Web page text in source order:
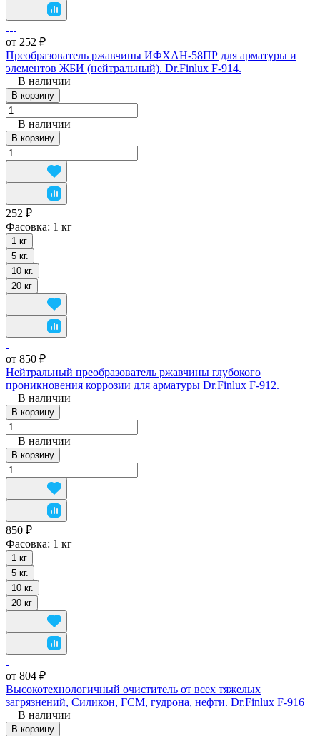
от 252 ₽
Преобразователь ржавчины ИФХАН-58ПР для арматуры и
элементов ЖБИ (нейтральный). Dr.Finlux F-914.
В наличии
В корзину
В наличии
В корзину
252 ₽
Фасовка: 1 кг
1 кг
5 кг.
10 кг.
20 кг
от 850 ₽
Нейтральный преобразователь ржавчины глубокого
проникновения коррозии для арматуры Dr.Finlux F-912.
В наличии
В корзину
В наличии
В корзину
850 ₽
Фасовка: 1 кг
1 кг
5 кг.
10 кг.
20 кг
от 804 ₽
Высокотехнологичный очиститель от всех тяжелых
загрязнений, Силикон, ГСМ, гудрона, нефти. Dr.Finlux F-916
В наличии
В корзину